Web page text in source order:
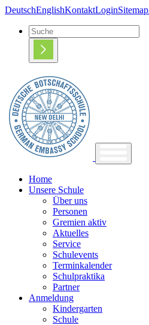
DeutschEnglishKontaktLoginSitemap
Home
Unsere Schule
Über uns
Personen
Gremien aktiv
Aktuelles
Service
Schulevents
Terminkalender
Schulpraktika
Partner
Anmeldung
Kindergarten
Schule